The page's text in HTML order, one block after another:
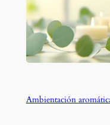
Ambientación